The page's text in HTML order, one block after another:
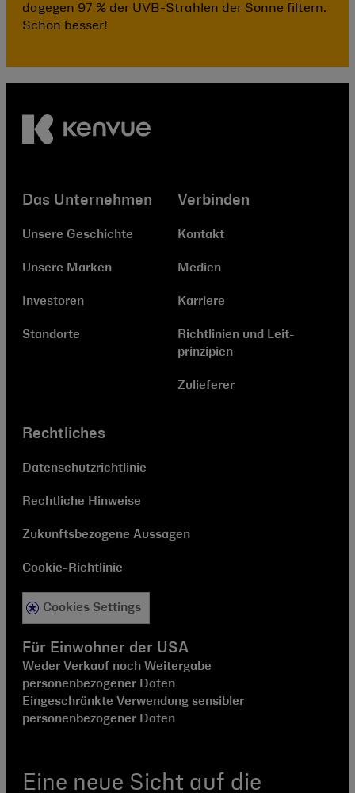
dagegen 97 % der UVB-Strahlen der Sonne filtern.
Schon besser!
Eine neue Sicht auf die
Das Unternehmen
Unsere Geschichte
Unsere Marken
Investoren
Standorte
Verbinden
Kontakt
Medien
Karriere
Richtlinien und Leit­
prinzipien
Zulieferer
Rechtliches
Datenschutzrichtlinie
Rechtliche Hinweise
Zukunftsbezogene Aussagen
Cookie-Richtlinie
Cookies Settings
Für Einwohner der USA
Weder Verkauf noch Weitergabe
personenbezogener Daten
Eingeschränkte Verwendung sensibler
personenbezogener Daten